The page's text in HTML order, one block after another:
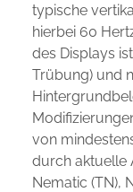
typische
hierbei 60
des Displays
Trübung) und
von
durch aktuelle
Nematic (TN),